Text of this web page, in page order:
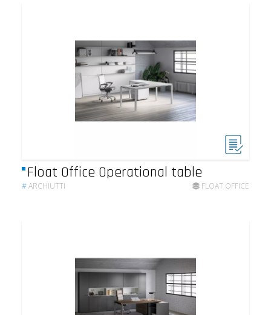
Float Office Operational table
#ARCHIUTTI FLOAT OFFICE